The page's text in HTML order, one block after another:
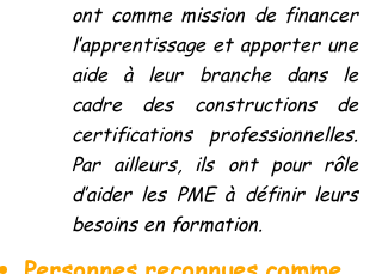
ont comme mission de financer
l’apprentissage et apporter une
aide à leur branche dans le
cadre des constructions de
certifications professionnelles.
Par ailleurs, ils ont pour rôle
d’aider les PME à définir leurs
besoins en formation.